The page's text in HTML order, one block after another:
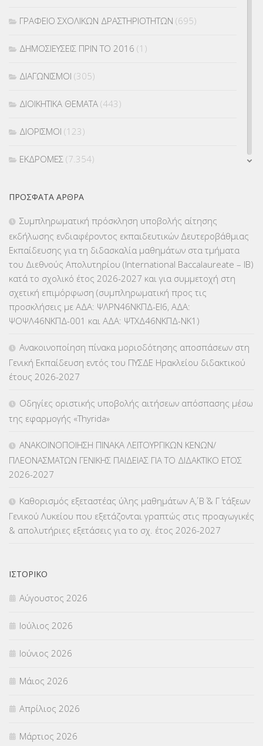
ΓΡΑΦΕΙΟ ΣΧΟΛΙΚΩΝ ΔΡΑΣΤΗΡΙΟΤΗΤΩΝ (695)
ΔΗΜΟΣΙΕΥΣΕΙΣ ΠΡΙΝ ΤΟ 2016 (1)
ΔΙΑΓΩΝΙΣΜΟΙ (305)
ΔΙΟΙΚΗΤΙΚΑ ΘΕΜΑΤΑ (443)
ΔΙΟΡΙΣΜΟΙ (123)
ΕΚΔΡΟΜΕΣ (7.354)
ΕΠΙΜΟΡΦΩΣΗ Τ.Π.Ε.(10)
ΕΥΡΩΠΑΪΚΑ ΠΡΟΓΡΑΜΜΑΤΑ(230)
ΚΕΣΥ (60)
ΚΕΣΥΠ(109)
ΚΠγ – ΚΡΑΤΙΚΟ ΠΙΣΤΟΠΟΙΗΤΙΚΟ ΓΛΩΣΣΟΜΑΘΕΙΑΣ(135)
ΚΠπ- ΚΡΑΤΙΚΟ ΠΙΣΤΟΠΟΙΗΤΙΚΟ ΠΛΗΡΟΦΟΡΙΚΗΣ
ΛΟΙΠΑ(309)
ΜΕΤΑΘΕΣΕΙΣ-ΤΟΠΟΘΕΤΗΣΕΙΣ ΒΕΛΤΙΩΣΕΙΣ(319)
ΜΕΤΑΦΟΡΑ ΜΑΘΗΤΩΝ(3)
ΟΙΚΟΝΟΜΙΚΑ ΘΕΜΑΤΑ
Π.Ε.Κ. ΗΡΑΚΛΕΙΟΥ
ΠΑΝΕΛΛΑΔΙΚΕΣ ΕΞΕΤΑΣΕΙΣ
ΠΡΟΚΗΡΥΞΕΙΣ
ΣΕΜΙΝΑΡΙΑ – ΗΜΕΡΙΔΕΣ
ΣΕΠ(50)
ΣΤΕΛΕΧΗ (360)
ΠΡΌΣΦΑΤΑ ΆΡΘΡΑ
Συμπληρωματική πρόσκληση υποβολής αίτησης
εκδήλωσης ενδιαφέροντος εκπαιδευτικών Δευτεροβάθμιας
Εκπαίδευσης για τη διδασκαλία μαθημάτων στα τμήματα
του Διεθνούς Απολυτηρίου (International Baccalaureate – IB)
κατά το σχολικό έτος 2026-2027 και για συμμετοχή στη
σχετική επιμόρφωση (συμπληρωματική προς τις
προσκλήσεις με ΑΔΑ: ΨΛΡΝ46ΝΚΠΔ-ΕΙ6, ΑΔΑ:
ΨΟΨΛ46ΝΚΠΔ-001 και ΑΔΑ: ΨΤΧΔ46ΝΚΠΔ-ΝΚ1)
Ανακοινοποίηση πίνακα μοριοδότησης αποσπάσεων στη
Γενική Εκπαίδευση εντός του ΠΥΣΔΕ Ηρακλείου διδακτικού
έτους 2026-2027
Οδηγίες οριστικής υποβολής αιτήσεων απόσπασης μέσω
της εφαρμογής «Thyrida»
ΑΝΑΚΟΙΝΟΠΟΙΗΣΗ ΠΙΝΑΚΑ ΛΕΙΤΟΥΡΓΙΚΩΝ ΚΕΝΩΝ/
ΠΛΕΟΝΑΣΜΑΤΩΝ ΓΕΝΙΚΗΣ ΠΑΙΔΕΙΑΣ ΓΙΑ ΤΟ ΔΙΔΑΚΤΙΚΟ ΕΤΟΣ
2026-2027
Καθορισμός εξεταστέας ύλης μαθημάτων Α΄, Β΄ & Γ΄ τάξεων
Γενικού Λυκείου που εξετάζονται γραπτώς στις προαγωγικές
& απολυτήριες εξετάσεις για το σχ. έτος 2026-2027
ΙΣΤΟΡΙΚΌ
Αύγουστος 2026
Ιούλιος 2026
Ιούνιος 2026
Μάιος 2026
Απρίλιος 2026
Μάρτιος 2026